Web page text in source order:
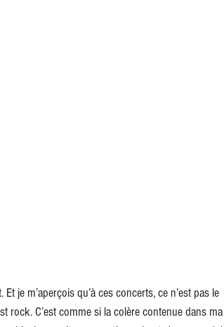
je m’aperçois qu’à ces concerts, ce n’est pas le
C’est comme si la colère contenue dans ma